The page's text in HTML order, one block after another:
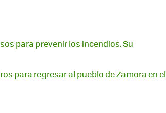
para prevenir los incendios. Su
para regresar al pueblo de Zamora en el